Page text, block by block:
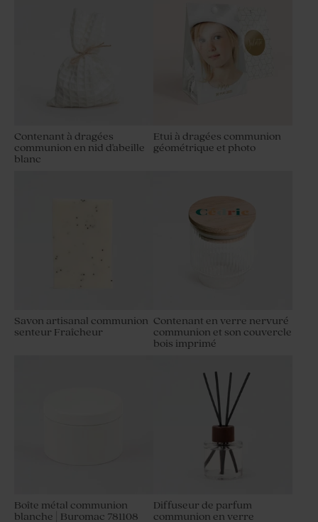
Contenant à dragées fleurs
Etui à dragées communion
Etui à dragées chic avec
pompon
Contenant à dragées
communion en nid d'abeille
blanc
Etui à dragées communion
géométrique et photo
Savon artisanal communion
senteur Fraîcheur
Contenant en verre nervuré
communion et son couvercle
bois imprimé
Boîte métal communion
blanche | Buromac 781108
Diffuseur de parfum
communion en verre